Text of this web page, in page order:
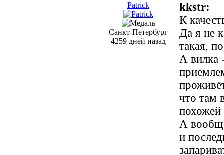
Patrick
Санкт-Петербург
4259 дней назад
kkstr:
К
Да я не
такая,
А вилка
что там
А
и